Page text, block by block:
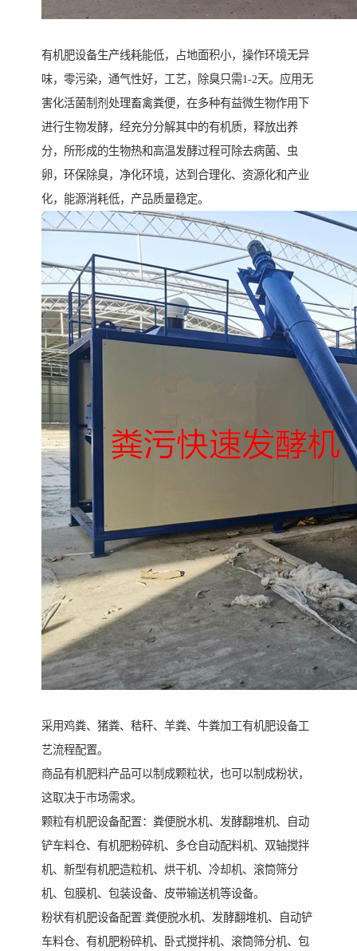
有机肥设备生产线耗能低，占地面积小，操作环境无异
味，零污染，通气性好，工艺，除臭只需1-2天。应用无
害化活菌制剂处理畜禽粪便，在多种有益微生物作用下
进行生物发酵，经充分分解其中的有机质，释放出养
分，所形成的生物热和高温发酵过程可除去病菌、虫
卵，环保除臭，净化环境，达到合理化、资源化和产业
化，能源消耗低，产品质量稳定。
采用鸡粪、猪粪、秸秆、羊粪、牛粪加工有机肥设备工
艺流程配置。
商品有机肥料产品可以制成颗粒状，也可以制成粉状，
这取决于市场需求。
颗粒有机肥设备配置：粪便脱水机、发酵翻堆机、自动
铲车料仓、有机肥粉碎机、多仓自动配料机、双轴搅拌
机、新型有机肥造粒机、烘干机、冷却机、滚筒筛分
机、包膜机、包装设备、皮带输送机等设备。
粉状有机肥设备配置:粪便脱水机、发酵翻堆机、自动铲
车料仓、有机肥粉碎机、卧式搅拌机、滚筒筛分机、包